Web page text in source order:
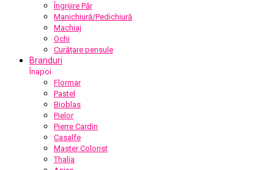
Îngrijire Păr
Manichiură/Pedichiură
Machiaj
Ochi
Curățare pensule
Branduri
Înapoi
Flormar
Pastel
Bioblas
Pielor
Pierre Cardin
Casalfe
Master Colorist
Thalia